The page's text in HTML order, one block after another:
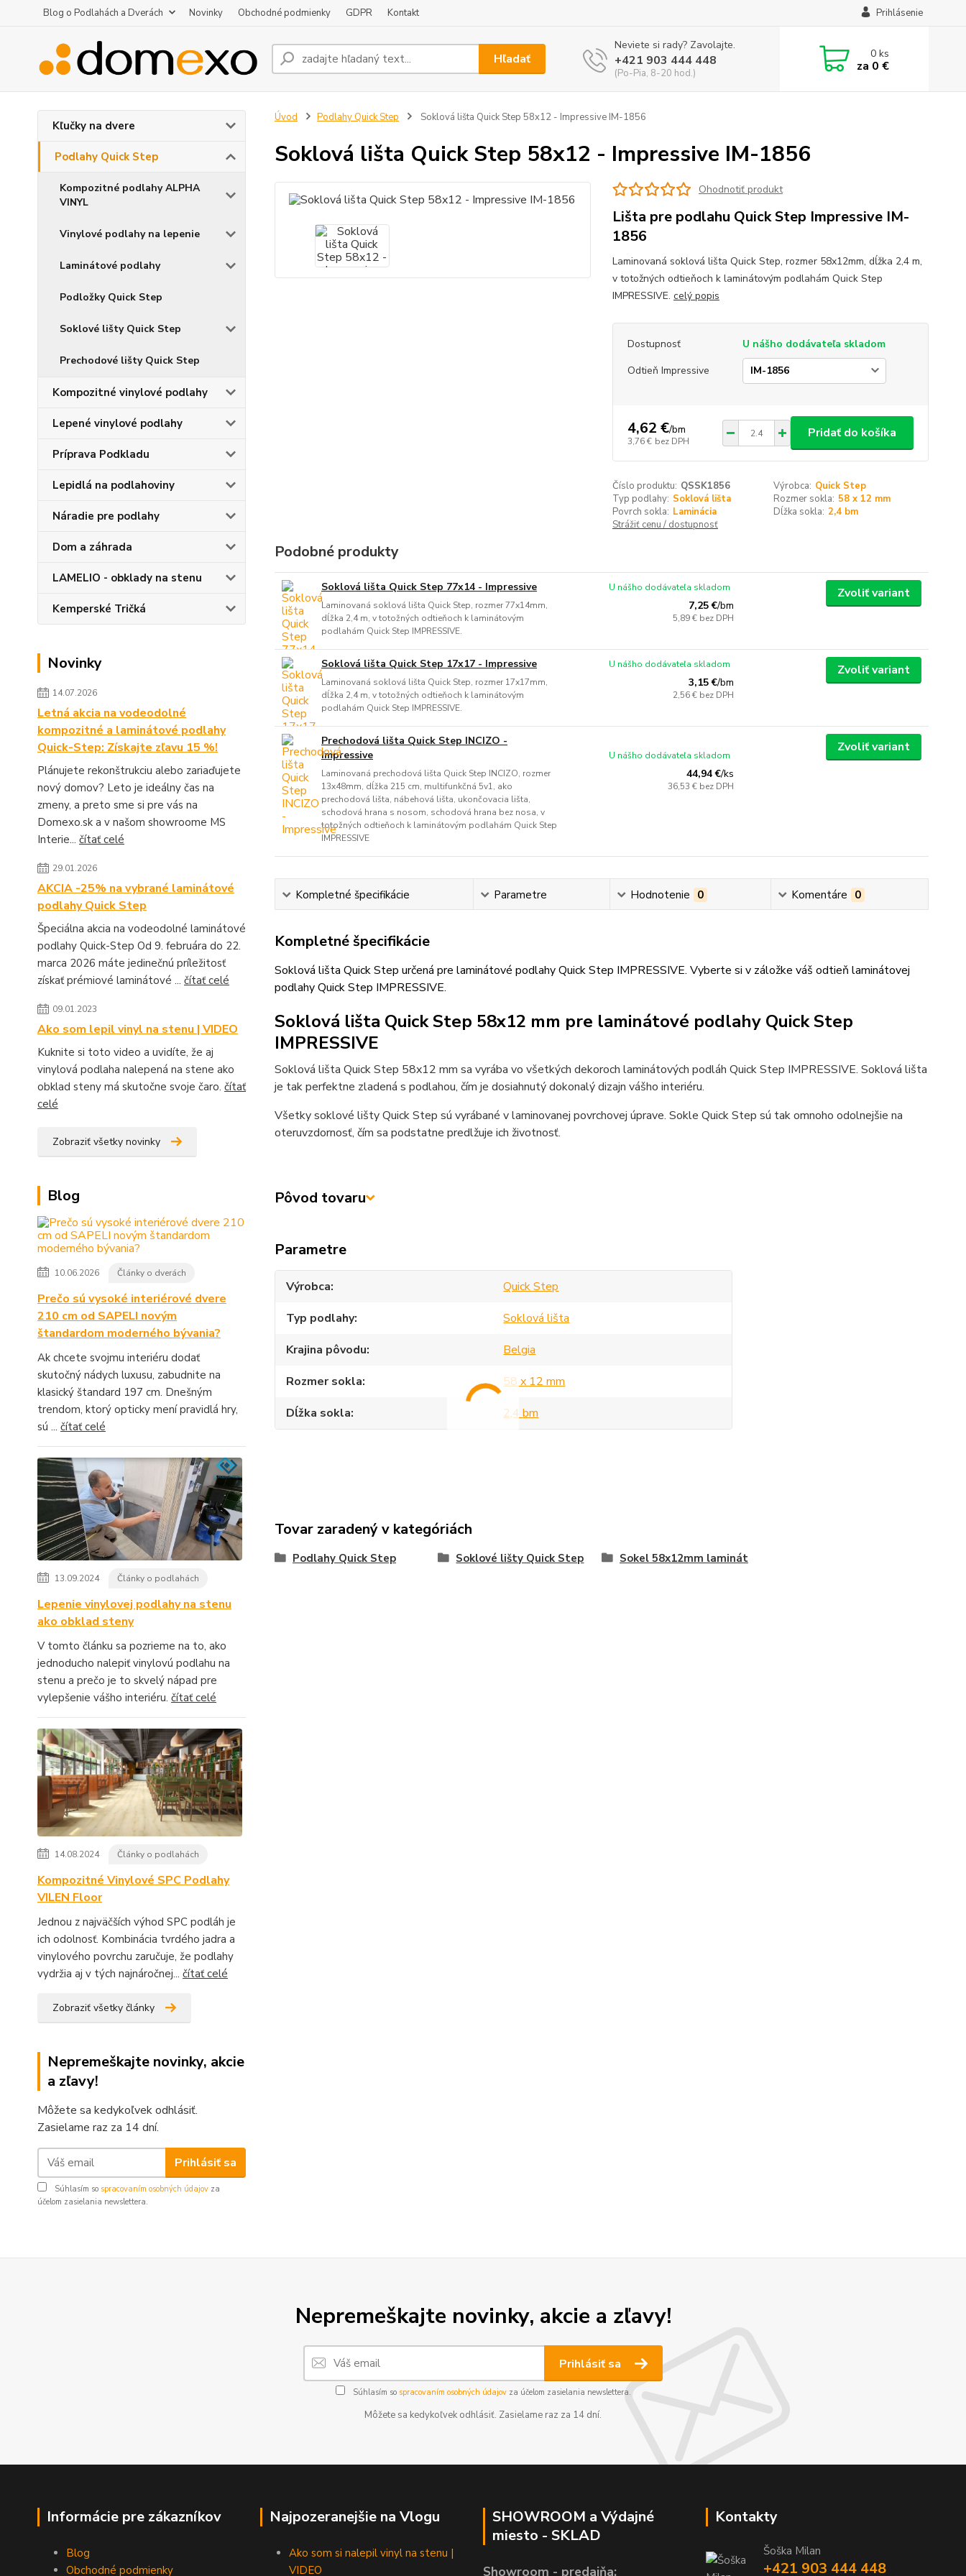
Blog o Podlahách a Dverách Novinky Obchodné podmienky GDPR Kontakt Prihlásenie
Hľadať
Neviete si rady? Zavolajte.
+421 903 444 448
(Po-Pia, 8-20 hod.)
0ks
za 0 €
Kľučky na dvere
Podlahy Quick Step
Kompozitné podlahy ALPHA
VINYL
Vinylové podlahy na lepenie
Laminátové podlahy
Podložky Quick Step
Soklové lišty Quick Step
Prechodové lišty Quick Step
Kompozitné vinylové podlahy
Lepené vinylové podlahy
Príprava Podkladu
Lepidlá na podlahoviny
Náradie pre podlahy
Dom a záhrada
LAMELIO - obklady na stenu
Kemperské Tričká
Novinky
14.07.2026
Letná akcia na vodeodolné
kompozitné a laminátové podlahy
Quick-Step: Získajte zľavu 15 %!
Plánujete rekonštrukciu alebo zariaďujete
nový domov? Leto je ideálny čas na
zmeny, a preto sme si pre vás na
Domexo.sk a v našom showroome MS
Interie... čítať celé
29.01.2026
AKCIA -25% na vybrané laminátové
podlahy Quick Step
Špeciálna akcia na vodeodolné laminátové
podlahy Quick-Step Od 9. februára do 22.
marca 2026 máte jedinečnú príležitosť
získať prémiové laminátové ... čítať celé
09.01.2023
Ako som lepil vinyl na stenu | VIDEO
Kuknite si toto video a uvidíte, že aj
vinylová podlaha nalepená na stene ako
obklad steny má skutočne svoje čaro. čítať
celé
Zobraziť všetky novinky
Blog
10.06.2026 Články o dverách
Prečo sú vysoké interiérové dvere
210 cm od SAPELI novým
štandardom moderného bývania?
Ak chcete svojmu interiéru dodať
skutočný nádych luxusu, zabudnite na
klasický štandard 197 cm. Dnešným
trendom, ktorý opticky mení pravidlá hry,
sú ... čítať celé
13.09.2024 Články o podlahách
Lepenie vinylovej podlahy na stenu
ako obklad steny
V tomto článku sa pozrieme na to, ako
jednoducho nalepiť vinylovú podlahu na
stenu a prečo je to skvelý nápad pre
vylepšenie vášho interiéru. čítať celé
14.08.2024 Články o podlahách
Kompozitné Vinylové SPC Podlahy
VILEN Floor
Jednou z najväčších výhod SPC podláh je
ich odolnosť. Kombinácia tvrdého jadra a
vinylového povrchu zaručuje, že podlahy
vydržia aj v tých najnáročnej... čítať celé
Zobraziť všetky články
Nepremeškajte novinky, akcie
a zľavy!
Môžete sa kedykoľvek odhlásiť.
Zasielame raz za 14 dní.
Prihlásiť sa
Súhlasím so spracovaním osobných údajov za
účelom zasielania newslettera.
Úvod Podlahy Quick Step Soklová lišta Quick Step 58x12 - Impressive IM-1856
Soklová lišta Quick Step 58x12 - Impressive IM-1856
Ohodnotiť produkt
Lišta pre podlahu Quick Step Impressive IM-
1856
Laminovaná soklová lišta Quick Step, rozmer 58x12mm, dĺžka 2,4 m,
v totožných odtieňoch k laminátovým podlahám Quick Step
IMPRESSIVE. celý popis
Dostupnosť
U nášho dodávateľa skladom
Odtieň Impressive
4,62 €/bm
3,76 € bez DPH
Pridať do košíka
Číslo produktu: QSSK1856 Výrobca: Quick Step
Typ podlahy: Soklová lišta Rozmer sokla: 58 x 12 mm
Povrch sokla: Laminácia Dĺžka sokla: 2,4 bm
Strážiť cenu / dostupnosť
Podobné produkty
Soklová lišta Quick Step 77x14 - Impressive
Laminovaná soklová lišta Quick Step, rozmer 77x14mm,
dĺžka 2,4 m, v totožných odtieňoch k laminátovým
podlahám Quick Step IMPRESSIVE.
7,25 €/bm
5,89 € bez DPH
U nášho dodávateľa skladom Zvoliť variant
Soklová lišta Quick Step 17x17 - Impressive
Laminovaná soklová lišta Quick Step, rozmer 17x17mm,
dĺžka 2,4 m, v totožných odtieňoch k laminátovým
podlahám Quick Step IMPRESSIVE.
3,15 €/bm
2,56 € bez DPH
U nášho dodávateľa skladom Zvoliť variant
Prechodová lišta Quick Step INCIZO -
Impressive
Laminovaná prechodová lišta Quick Step INCIZO, rozmer
13x48mm, dĺžka 215 cm, multifunkčná 5v1, ako
prechodová lišta, nábehová lišta, ukončovacia lišta,
schodová hrana s nosom, schodová hrana bez nosa, v
totožných odtieňoch k laminátovým podlahám Quick Step
IMPRESSIVE
44,94 €/ks
36,53 € bez DPH
U nášho dodávateľa skladom
Zvoliť variant
Kompletné špecifikácie Parametre Hodnotenie 0 Komentáre 0
Kompletné špecifikácie
Soklová lišta Quick Step určená pre laminátové podlahy Quick Step IMPRESSIVE. Vyberte si v záložke váš odtieň laminátovej
podlahy Quick Step IMPRESSIVE.
Soklová lišta Quick Step 58x12 mm pre laminátové podlahy Quick Step
IMPRESSIVE
Soklová lišta Quick Step 58x12 mm sa vyrába vo všetkých dekoroch laminátových podláh Quick Step IMPRESSIVE. Soklová lišta
je tak perfektne zladená s podlahou, čím je dosiahnutý dokonalý dizajn vášho interiéru.
Všetky soklové lišty Quick Step sú vyrábané v laminovanej povrchovej úprave. Sokle Quick Step sú tak omnoho odolnejšie na
oteruvzdornosť, čím sa podstatne predlžuje ich životnosť.
Pôvod tovaru
Parametre
Výrobca
Quick Step
Typ podlahy
Soklová lišta
Krajina pôvodu
Belgia
Rozmer sokla
58 x 12 mm
Dĺžka sokla
2,4 bm
Tovar zaradený v kategóriách
Podlahy Quick Step Soklové lišty Quick Step Sokel 58x12mm laminát
Nepremeškajte novinky, akcie a zľavy!
Prihlásiť sa
Súhlasím so spracovaním osobných údajovza účelom zasielania newslettera.
Môžete sa kedykoľvek odhlásiť. Zasielame raz za 14 dní.
Informácie pre zákazníkov
Blog
Obchodné podmienky
Najpozeranejšie na Vlogu
Ako som si nalepil vinyl na stenu |
VIDEO
SHOWROOM a Výdajné
miesto - SKLAD
Showroom - predajňa:
Kontakty
Šoška Milan
+421 903 444 448